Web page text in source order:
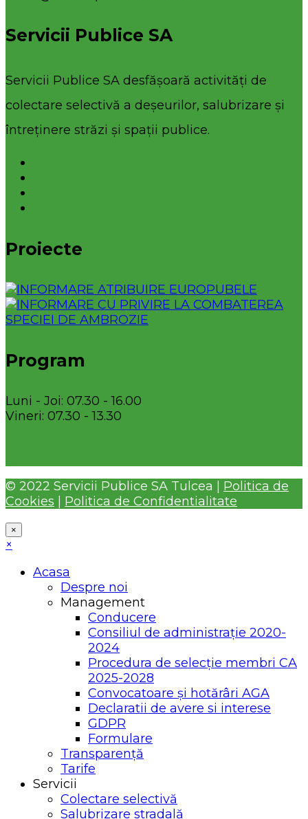
Servicii Publice SA
Servicii Publice SA desfășoară activități de
colectare selectivă a deșeurilor, salubrizare și
întreținere străzi și spații publice.
Proiecte
Program
Luni - Joi: 07.30 - 16.00
Vineri: 07.30 - 13.30
© 2022 Servicii Publice SA Tulcea | Politica de
Cookies
Politica de Confidentialitate
×
×
Acasa
Despre noi
Management
Conducere
Consiliul de administrație 2020-
2024
Procedura de selecție membri CA
2025-2028
Convocatoare și hotărâri AGA
Declaratii de avere si interese
GDPR
Formulare
Transparență
Tarife
Servicii
Colectare selectivă
Salubrizare stradală